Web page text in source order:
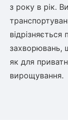
Плющ
з року в рік.
захворювань,
як для
вирощування.